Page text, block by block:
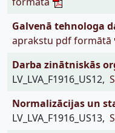
Galvenā tehnologa
aprakstu pdf formātā
Darba zinātniskās
LV_LVA_F1916_US12,
Normalizācijas un
LV_LVA_F1916_US13,